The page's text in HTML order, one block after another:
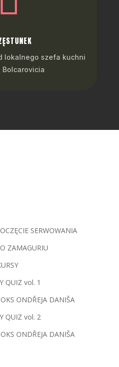
lokalnego szefa kuchni
Bolcarovicia
SERWOWANIA
ZAMAGURIU
QUIZ vol. 1
ONDŘEJA DANIŠA
QUIZ vol. 2
ONDŘEJA DANIŠA